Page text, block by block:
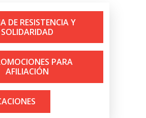
DE RESISTENCIA Y
SOLIDARIDAD
PARA
AFILIACIÓN